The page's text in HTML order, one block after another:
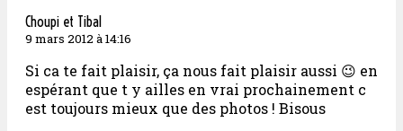
Choupi et Tibal
9 mars 2012 à 14:16
Si ca te fait plaisir, ça nous fait plaisir aussi 😉 en
espérant que t y ailles en vrai prochainement c
est toujours mieux que des photos ! Bisous